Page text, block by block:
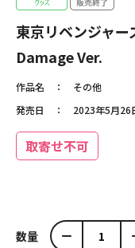
東京リベンジャ
Damage Ver.
作品名
その他
発売日
2023年5月26
取寄せ不可
数量